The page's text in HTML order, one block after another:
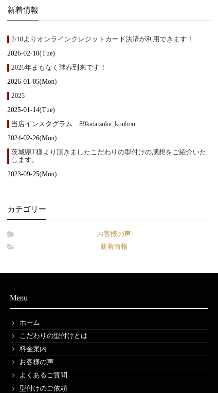
新着情報
2/10よりオンラインクレジットカード決済が利用できます！
2026-02-10(Tue)
2026年まもなく球春到来です！
2026-01-05(Mon)
2025
2025-01-14(Tue)
当店インスタグラム 89katatsuke_koubou
2024-02-26(Mon)
茨城県T様より頂きましたこだわりの型付けの感想をご紹介いた
します。
2023-09-25(Mon)
カテゴリー
お客様の声
新着情報
Menu
ホーム
こだわりの型付けとは
料金案内
お客様の声
よくあるご質問
型付けのご依頼